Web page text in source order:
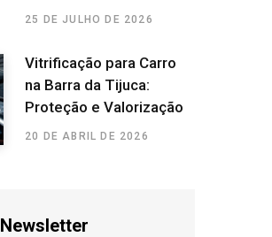
25 DE JULHO DE 2026
Vitrificação para Carro
na Barra da Tijuca:
Proteção e Valorização
20 DE ABRIL DE 2026
Newsletter